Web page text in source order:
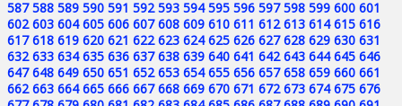
587 588 589 590 591 592 593 594 595 596 597 598 599 600 601
602 603 604 605 606 607 608 609 610 611 612 613 614 615 616
617 618 619 620 621 622 623 624 625 626 627 628 629 630 631
632 633 634 635 636 637 638 639 640 641 642 643 644 645 646
647 648 649 650 651 652 653 654 655 656 657 658 659 660 661
662 663 664 665 666 667 668 669 670 671 672 673 674 675 676